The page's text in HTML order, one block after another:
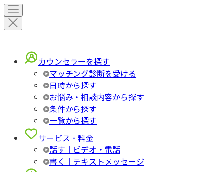
カウンセラーを探す
マッチング診断を受ける
日時から探す
お悩み・相談内容から探す
条件から探す
一覧から探す
サービス・料金
話す｜ビデオ・電話
書く｜テキストメッセージ